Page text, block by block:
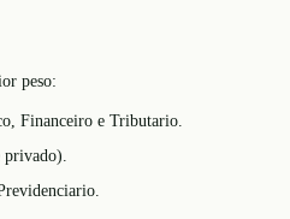
peso:
Financeiro e Tributario.